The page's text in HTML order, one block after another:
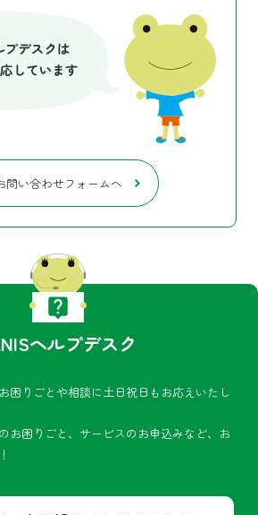
問い合わせフォームへ
ヘルプデスク
困りごとや相談に土日祝日もお応えいたし
お困りごと、サービスのお申込みなど、お